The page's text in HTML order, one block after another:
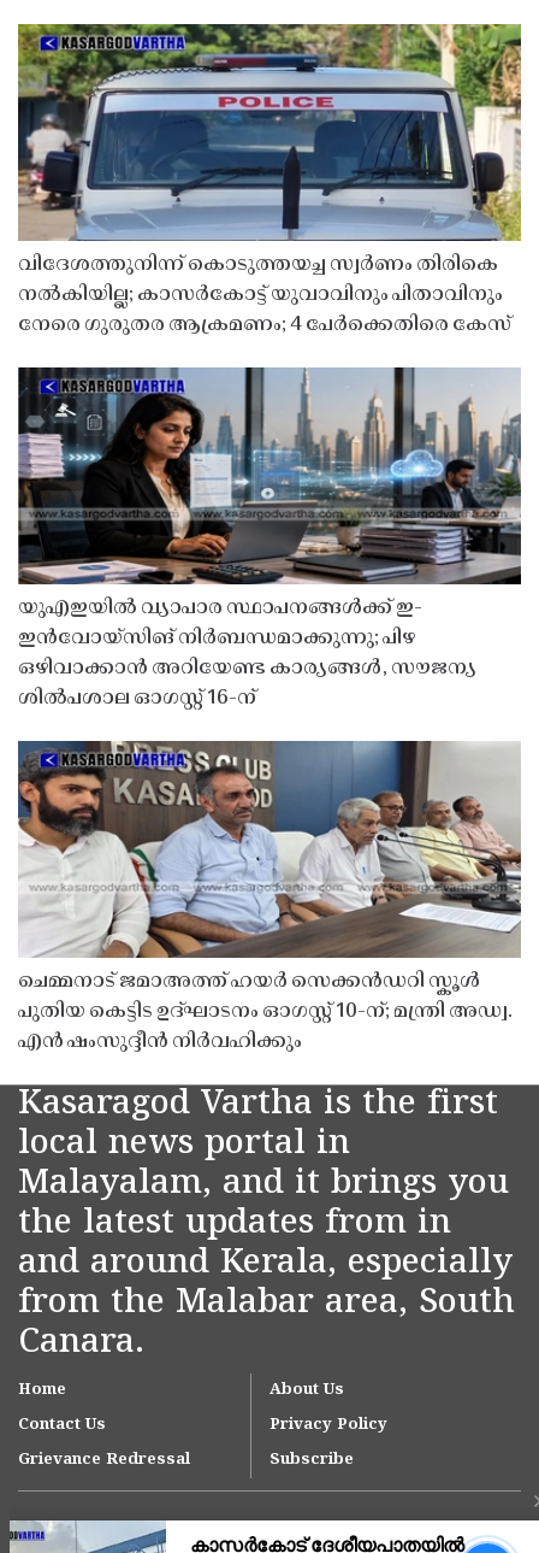
വിദേശത്തുനിന്ന് കൊടുത്തയച്ച സ്വർണം തിരികെ
നൽകിയില്ല; കാസർകോട്ട് യുവാവിനും പിതാവിനും
നേരെ ഗുരുതര ആക്രമണം; 4 പേർക്കെതിരെ കേസ്
യുഎഇയിൽ വ്യാപാര സ്ഥാപനങ്ങൾക്ക് ഇ-
ഇൻവോയ്സിങ് നിർബന്ധമാക്കുന്നു; പിഴ
ഒഴിവാക്കാൻ അറിയേണ്ട കാര്യങ്ങൾ, സൗജന്യ
ശിൽപശാല ഓഗസ്റ്റ് 16-ന്
ചെമ്മനാട് ജമാഅത്ത് ഹയർ സെക്കൻഡറി സ്കൂൾ
പുതിയ കെട്ടിട ഉദ്ഘാടനം ഓഗസ്റ്റ് 10-ന്; മന്ത്രി അഡ്വ.
എൻ ഷംസുദ്ദീൻ നിർവഹിക്കും
Kasaragod Vartha is the first
local news portal in
Malayalam, and it brings you
the latest updates from in
and around Kerala, especially
from the Malabar area, South
Canara.
Home
About Us
Contact Us
Privacy Policy
Grievance Redressal
Subscribe